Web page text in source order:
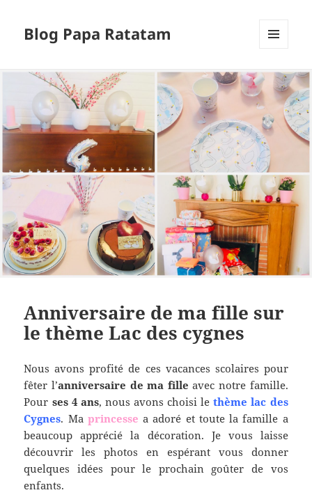
Blog Papa Ratatam
WIDGETS
Anniversaire de ma fille sur
le thème Lac des cygnes
Nous avons profité de ces vacances scolaires pour
fêter l’anniversaire de ma fille avec notre famille.
Pour ses 4 ans, nous avons choisi lethème lac des
Cygnes. Ma princesse a adoré et toute la famille a
beaucoup apprécié la décoration. Je vous laisse
découvrir les photos en espérant vous donner
quelques idées pour le prochain goûter de vos
enfants.